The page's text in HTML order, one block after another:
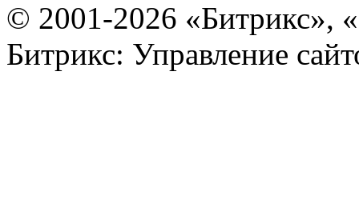
© 2001-2026 «Битрикс»,
Битрикс: Управление